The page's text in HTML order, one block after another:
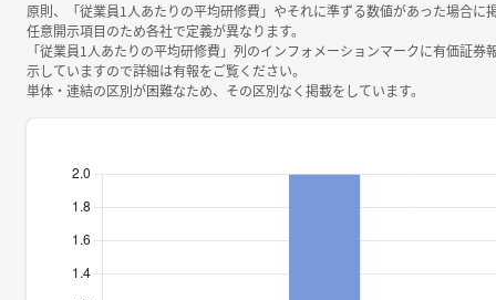
原則、「従業員1人あたりの平均研修費」やそれに準ずる数値があった場合に
任意開示項目のため各社で定義が異なります。
「従業員1人あたりの平均研修費」列のインフォメーションマークに有価証券
示していますので詳細は有報をご覧ください。
単体・連結の区別が困難なため、その区別なく掲載をしています。